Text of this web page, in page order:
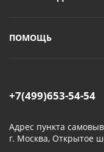
ПОМОЩЬ
+7(499)653-54-54
Адрес пункта
г. Москва, Открытое